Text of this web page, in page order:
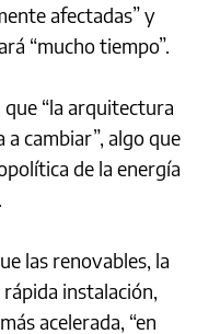
afectadas” y
“mucho tiempo”.
“la arquitectura
cambiar”, algo que
de la energía
las renovables, la
instalación,
acelerada, “en